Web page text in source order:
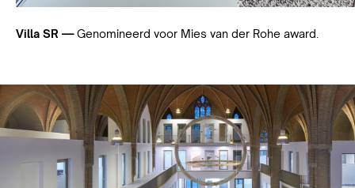
Villa SR —Genomineerd voor Mies van der Rohe award.